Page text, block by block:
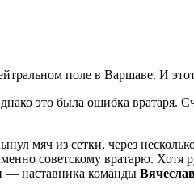
поле в Варшаве. И
это была ошибка вратаря.
мяч из сетки, через
советскому вратарю. Хотя
— наставника команды